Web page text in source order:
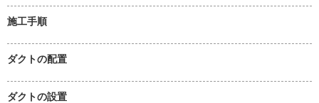
施工手順
ダクトの配置
ダクトの設置